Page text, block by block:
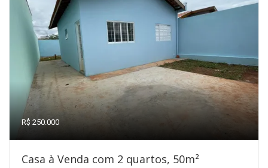
R$ 250.000
Casa à Venda com 2 quartos, 50m²